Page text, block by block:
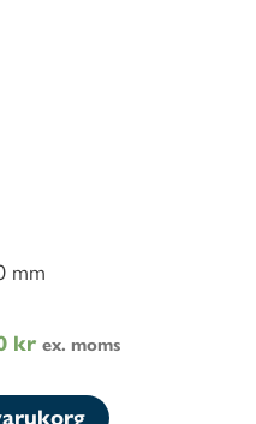
mm
krDet
priset
ex. moms